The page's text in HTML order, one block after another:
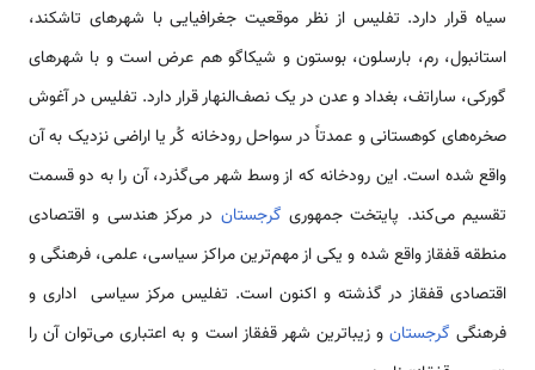
سیاه قرار دارد. تفلیس از نظر موقعیت جغرافیایی با شهرهای تاشکند،
استانبول، رم، بارسلون، بوستون و شیکاگو هم عرض است و با شهرهای
گورکی، ساراتف، بغداد و عدن در یک نصف‌النهار قرار دارد. تفلیس در آغوش
صخره‌های کوهستانی و عمدتاً در سواحل رودخانه کُر یا اراضی نزدیک به آن
واقع شده است. این رودخانه که از وسط شهر می‌گذرد، آن را به دو قسمت
تقسیم می‌کند. پایتخت جمهوری گرجستان در مرکز هندسی و اقتصادی
منطقه قفقاز واقع شده و یکی از مهم‌ترین مراکز سیاسی، علمی، فرهنگی و
اقتصادی قفقاز در گذشته و اکنون است. تفلیس مرکز سیاسی اداری و
فرهنگی گرجستان و زیباترین شهر قفقاز است و به اعتباری می‌توان آن را